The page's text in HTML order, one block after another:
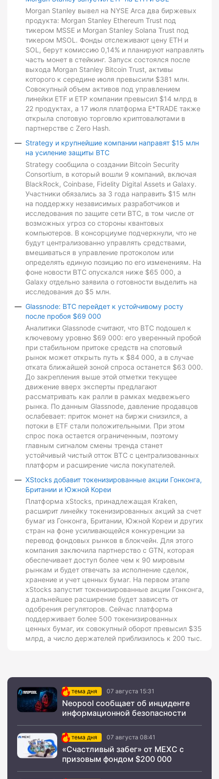
Morgan Stanley вывел на NYSE Arca два биржевых
продукта: Morgan Stanley Ethereum Trust под
тикером MSSE и Morgan Stanley Solana Trust под
тикером MSOL. Фонды отслеживают цену ETH и
SOL, берут комиссию 0,14% и планируют направлять
часть монет в стейкинг. Запуск состоялся после
выхода Morgan Stanley Bitcoin Trust, активы
которого к середине июля превысили $381 млн.
Совокупный объем активов под управлением
линейки ETF и ETP компании превысил $14 млрд в
22 продуктах, а 17 июля платформа E*TRADE также
открыла спотовую торговлю криптовалютами в
партнерстве с Zero Hash.
Strategy и крупнейшие компании направят $15 млн
на усиление защиты BTC
Strategy сообщила о создании Bitcoin Security
Consortium, в который вошли 9 компаний, включая
BlackRock, Coinbase, Fidelity Digital Assets и Galaxy.
Участники обязались за 3 года направить $15 млн
на поддержку независимых разработчиков и
исследования по защите сети BTC, в том числе от
возможных угроз со стороны квантовых
компьютеров. В консорциуме подчеркнули, что не
будут централизованно управлять средствами,
вмешиваться в управление протоколом или
определять единую позицию по его изменениям. На
фоне новости BTC опускался ниже $65 000, а
Galaxy отдельно заявила о готовности выделить на
исследования до $5 млн.
Glassnode: BTC перейдет к устойчивому росту
после пробоя $69 000
Аналитики Glassnode считают, что BTC подошел к
ключевому уровню $69 000: его уверенный пробой
при стабильном притоке средств на спотовый
рынок может открыть путь к $84 000, а в случае
отката ближайшей зоной спроса останется $63 000.
До закрепления выше этой отметки текущее
движение вверх эксперты предлагают
рассматривать как ралли в рамках медвежьего
рынка. По данным Glassnode, давление продавцов
ослабевает: приток монет на биржи снизился, а
потоки в ETF стали положительными. При этом
спрос пока остается ограниченным, поэтому
главным сигналом смены тренда станет
устойчивый чистый отток BTC с централизованных
платформ и расширение числа покупателей.
XStocks добавит токенизированные акции Гонконга,
Британии и Южной Кореи
Платформа xStocks, принадлежащая Kraken,
расширит линейку токенизированных акций за счет
бумаг из Гонконга, Британии, Южной Кореи и других
стран на фоне усиливающейся конкуренции за
перевод фондовых рынков в блокчейн. Для этого
компания заключила партнерство с GTN, которая
обеспечивает доступ более чем к 90 мировым
рынкам и будет отвечать за исполнение сделок,
хранение и учет ценных бумаг. На первом этапе
xStocks запустит токенизированные акции Гонконга,
а дальнейшее расширение будет зависеть от
одобрения регуляторов. Сейчас платформа
поддерживает более 500 токенизированных
ценных бумаг, их совокупный оборот превысил $35
млрд, а число держателей приблизилось к 200 тыс.
тема дня 07 августа 15:31
Neopool сообщает об инциденте
информационной безопасности
тема дня 07 августа 08:41
«Счастливый забег» от MEXC с
призовым фондом $200 000